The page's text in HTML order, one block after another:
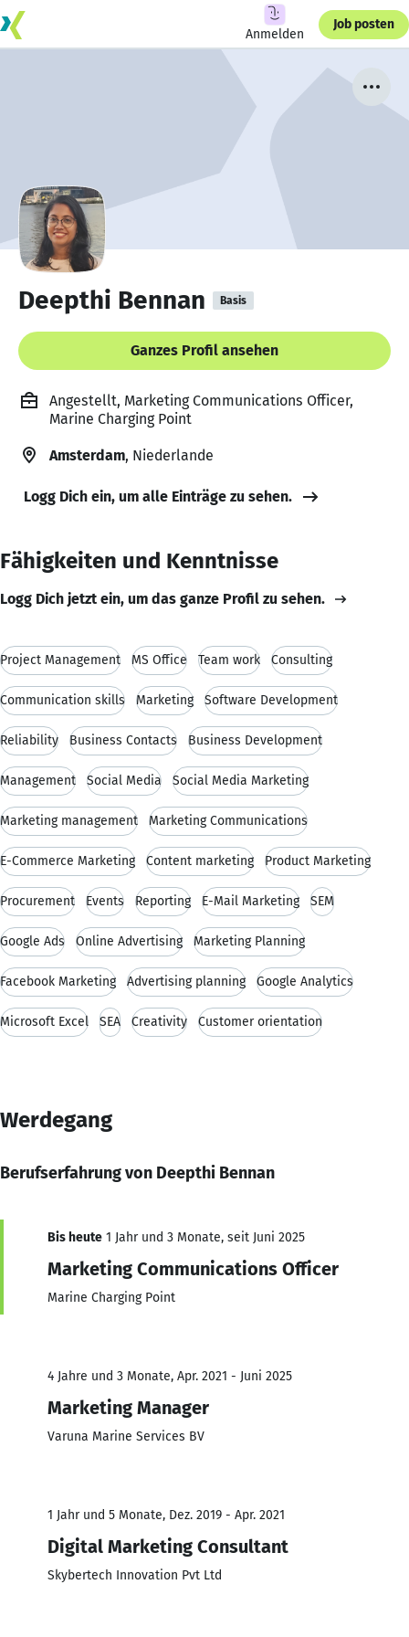
Anmelden
Job posten
Deepthi Bennan Basis
Ganzes Profil ansehen
Angestellt, Marketing Communications Officer,
Marine Charging Point
Amsterdam, Niederlande
Logg Dich ein, um alle Einträge zu sehen.
Fähigkeiten und Kenntnisse
Logg Dich jetzt ein, um das ganze Profil zu sehen.
Project Management MS Office Team work Consulting
Communication skills Marketing Software Development
Reliability Business Contacts Business Development
Management Social Media Social Media Marketing
Marketing management Marketing Communications
E-Commerce Marketing Content marketing Product Marketing
Procurement Events Reporting E-Mail Marketing SEM
Google Ads Online Advertising Marketing Planning
Facebook Marketing Advertising planning Google Analytics
Microsoft Excel SEA Creativity Customer orientation
Werdegang
Berufserfahrung von Deepthi Bennan
Bis heute 1 Jahr und 3 Monate, seit Juni 2025
Marketing Communications Officer
Marine Charging Point
4 Jahre und 3 Monate, Apr. 2021 - Juni 2025
Marketing Manager
Varuna Marine Services BV
1 Jahr und 5 Monate, Dez. 2019 - Apr. 2021
Digital Marketing Consultant
Skybertech Innovation Pvt Ltd